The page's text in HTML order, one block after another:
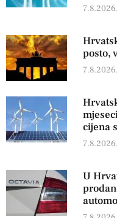
posto,
cijena
U